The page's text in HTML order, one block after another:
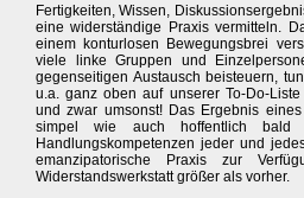
Fertigkeiten, Wissen,
eine widerständige Praxis vermitteln.
einem konturlosen Bewegungsbrei
viele linke Gruppen und
gegenseitigen Austausch beisteuern,
u.a. ganz oben auf unserer To-Do-
und zwar umsonst! Das Ergebnis
simpel wie auch hoffentlich bald
Handlungskompetenzen jeder und
emanzipatorische Praxis zur
Widerstandswerkstatt größer als vorher.